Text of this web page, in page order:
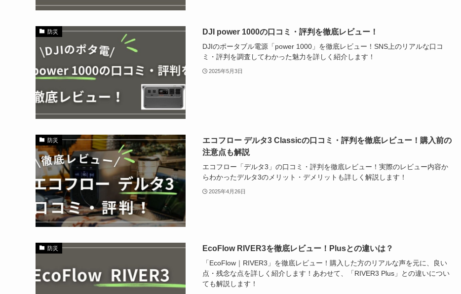
防災 DJI power 1000の口コミ・評判を徹底レビュー！
DJIのポータブル電源「power 1000」を徹底レビュー！SNS上のリアルな口コ
ミ・評判を調査してわかった魅力を詳しく紹介します！
2025年5月3日
防災
エコフロー デルタ3 Classicの口コミ・評判を徹底レビュー！購入前の
注意点も解説
エコフロー「デルタ3」の口コミ・評判を徹底レビュー！実際のレビュー内容か
らわかったデルタ3のメリット・デメリットも詳しく解説します！
2025年4月26日
防災 EcoFlow RIVER3を徹底レビュー！Plusとの違いは？
「EcoFlow｜RIVER3」を徹底レビュー！購入した方のリアルな声を元に、良い
点・残念な点を詳しく紹介します！あわせて、「RIVER3 Plus」との違いについ
ても解説します！